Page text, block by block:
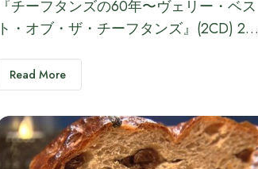
『チーフタンズの60年〜ヴェリー・ベス
ト・オブ・ザ・チーフタンズ』(2CD) 2…
Read More